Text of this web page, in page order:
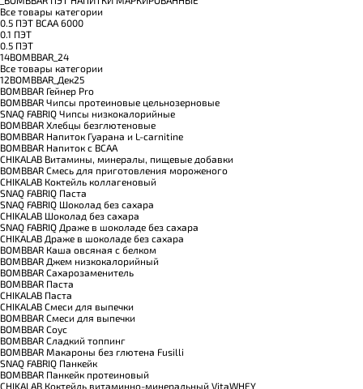
Все товары категории
0.5 ПЭТ ВСАА 6000
0.1 ПЭТ
0.5 ПЭТ
14BOMBBAR_24
Все товары категории
12BOMBBAR_Дек25
BOMBBAR Гейнер Pro
BOMBBAR Чипсы протеиновые цельнозерновые
SNAQ FABRIQ Чипсы низкокалорийные
BOMBBAR Хлебцы безглютеновые
BOMBBAR Напиток Гуарана и L-carnitine
BOMBBAR Напиток с BCAA
CHIKALAB Витамины, минералы, пищевые добавки
BOMBBAR Смесь для приготовления мороженого
CHIKALAB Коктейль коллагеновый
SNAQ FABRIQ Паста
SNAQ FABRIQ Шоколад без сахара
CHIKALAB Шоколад без сахара
SNAQ FABRIQ Драже в шоколаде без сахара
CHIKALAB Драже в шоколаде без сахара
BOMBBAR Каша овсяная с белком
BOMBBAR Джем низкокалорийный
BOMBBAR Сахарозаменитель
BOMBBAR Паста
CHIKALAB Паста
CHIKALAB Смеси для выпечки
BOMBBAR Смеси для выпечки
BOMBBAR Соус
BOMBBAR Сладкий топпинг
BOMBBAR Макароны без глютена Fusilli
SNAQ FABRIQ Панкейк
BOMBBAR Панкейк протеиновый
CHIKALAB Коктейль витаминно-минеральный VitaWHEY